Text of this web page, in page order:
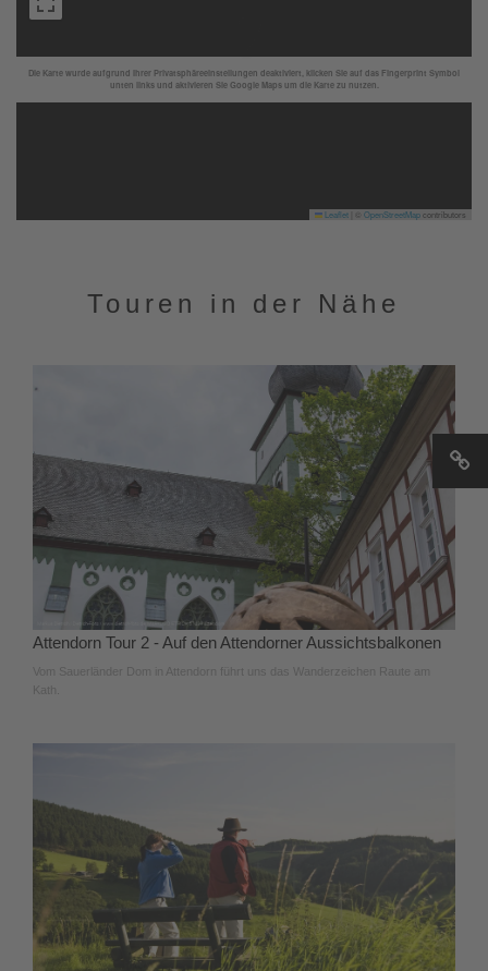
Die Karte wurde aufgrund Ihrer Privatsphäreeinstellungen deaktiviert, klicken Sie auf das Fingerprint Symbol
unten links und aktivieren Sie Google Maps um die Karte zu nutzen.
Leaflet OpenStreetMapcontributors
Touren in der Nähe
Attendorn Tour 2 - Auf den Attendorner Aussichtsbalkonen
Vom Sauerländer Dom in Attendorn führt uns das Wanderzeichen Raute am
Kath.